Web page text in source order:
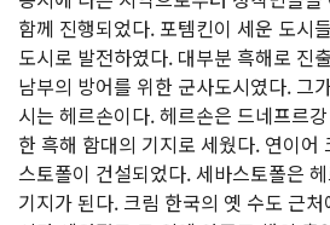
함께 진행되었다. 포템킨이 세운 도시
도시로 발전하였다. 대부분 흑해로 진
남부의 방어를 위한 군사도시였다. 그
시는 헤르손이다. 헤르손은 드네프르
한 흑해 함대의 기지로 세웠다. 연이어
스토폴이 건설되었다. 세바스토폴은
기지가 된다. 크림 한국의 옛 수도 근